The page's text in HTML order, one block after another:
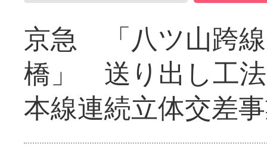
京急 「八ツ山跨
橋」 送り出し工
本線連続立体交差